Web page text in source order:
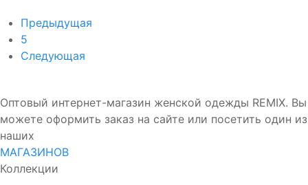
Предыдущая
5
Следующая
Оптовый интернет-магазин женской одежды REMIX. Вы
можете оформить заказ на сайте или посетить один из
наших
МАГАЗИНОВ
Коллекции